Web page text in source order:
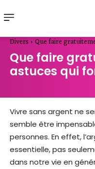
Divers Que faire
Que faire
astuces qui
Vivre sans argent ne
semble être
personnes. En effet,
essentielle, pas
dans notre vie en